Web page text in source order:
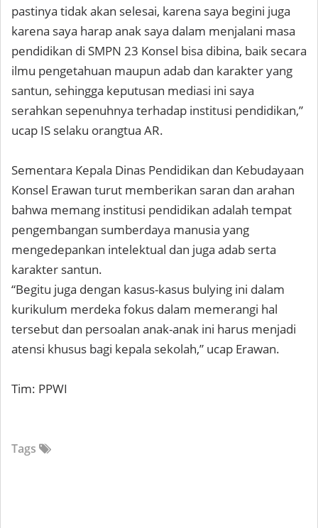
pastinya tidak akan selesai, karena saya begini juga
karena saya harap anak saya dalam menjalani masa
pendidikan di SMPN 23 Konsel bisa dibina, baik secara
ilmu pengetahuan maupun adab dan karakter yang
santun, sehingga keputusan mediasi ini saya
serahkan sepenuhnya terhadap institusi pendidikan,”
ucap IS selaku orangtua AR.
Sementara Kepala Dinas Pendidikan dan Kebudayaan
Konsel Erawan turut memberikan saran dan arahan
bahwa memang institusi pendidikan adalah tempat
pengembangan sumberdaya manusia yang
mengedepankan intelektual dan juga adab serta
karakter santun.
“Begitu juga dengan kasus-kasus bulying ini dalam
kurikulum merdeka fokus dalam memerangi hal
tersebut dan persoalan anak-anak ini harus menjadi
atensi khusus bagi kepala sekolah,” ucap Erawan.
Tim: PPWI
Tags